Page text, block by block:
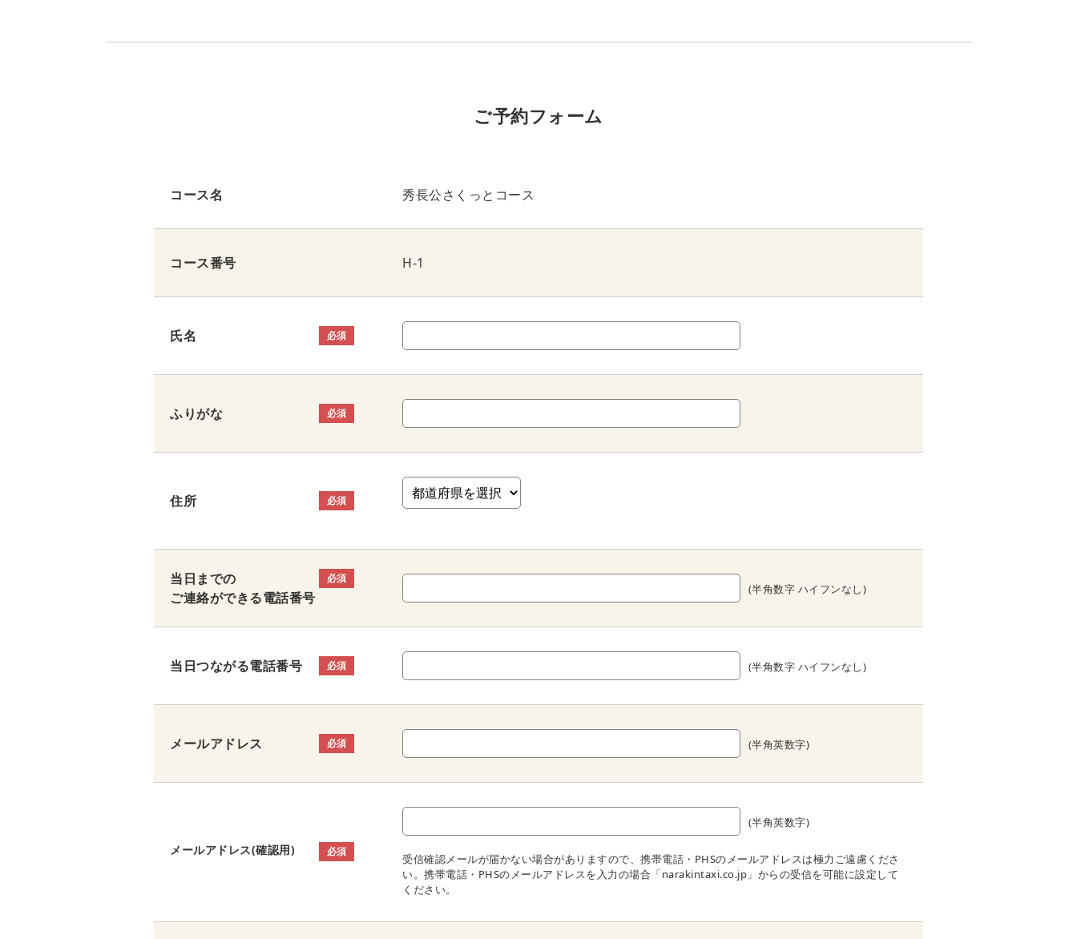
ご予約フォーム
コース名 秀長公さくっとコース
コース番号 H-1
氏名 必須
ふりがな 必須
住所 必須
当日までの
ご連絡ができる電話番号
必須
(半角数字 ハイフンなし)
当日つながる電話番号 必須 (半角数字 ハイフンなし)
メールアドレス 必須 (半角英数字)
メールアドレス(確認用) 必須
(半角英数字)
受信確認メールが届かない場合がありますので、携帯電話・PHSのメールアドレスは極力ご遠慮くださ
い。携帯電話・PHSのメールアドレスを入力の場合「narakintaxi.co.jp」からの受信を可能に設定して
ください。